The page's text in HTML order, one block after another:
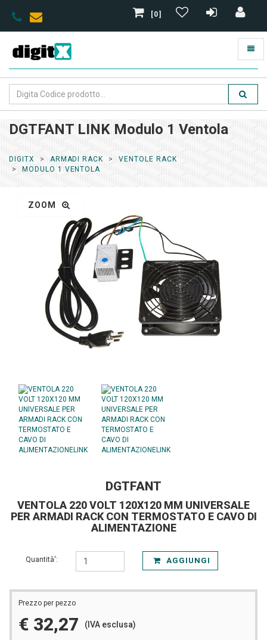
[0]
DGTFANT LINK Modulo 1 Ventola
DIGITX ARMADI RACK
VENTOLE RACK
MODULO 1 VENTOLA
ZOOM
DGTFANT
VENTOLA 220 VOLT 120X120 MM UNIVERSALE
PER ARMADI RACK CON TERMOSTATO E CAVO DI
ALIMENTAZIONE
Quantità': AGGIUNGI
Prezzo per pezzo
€ 32,27 (IVA esclusa)